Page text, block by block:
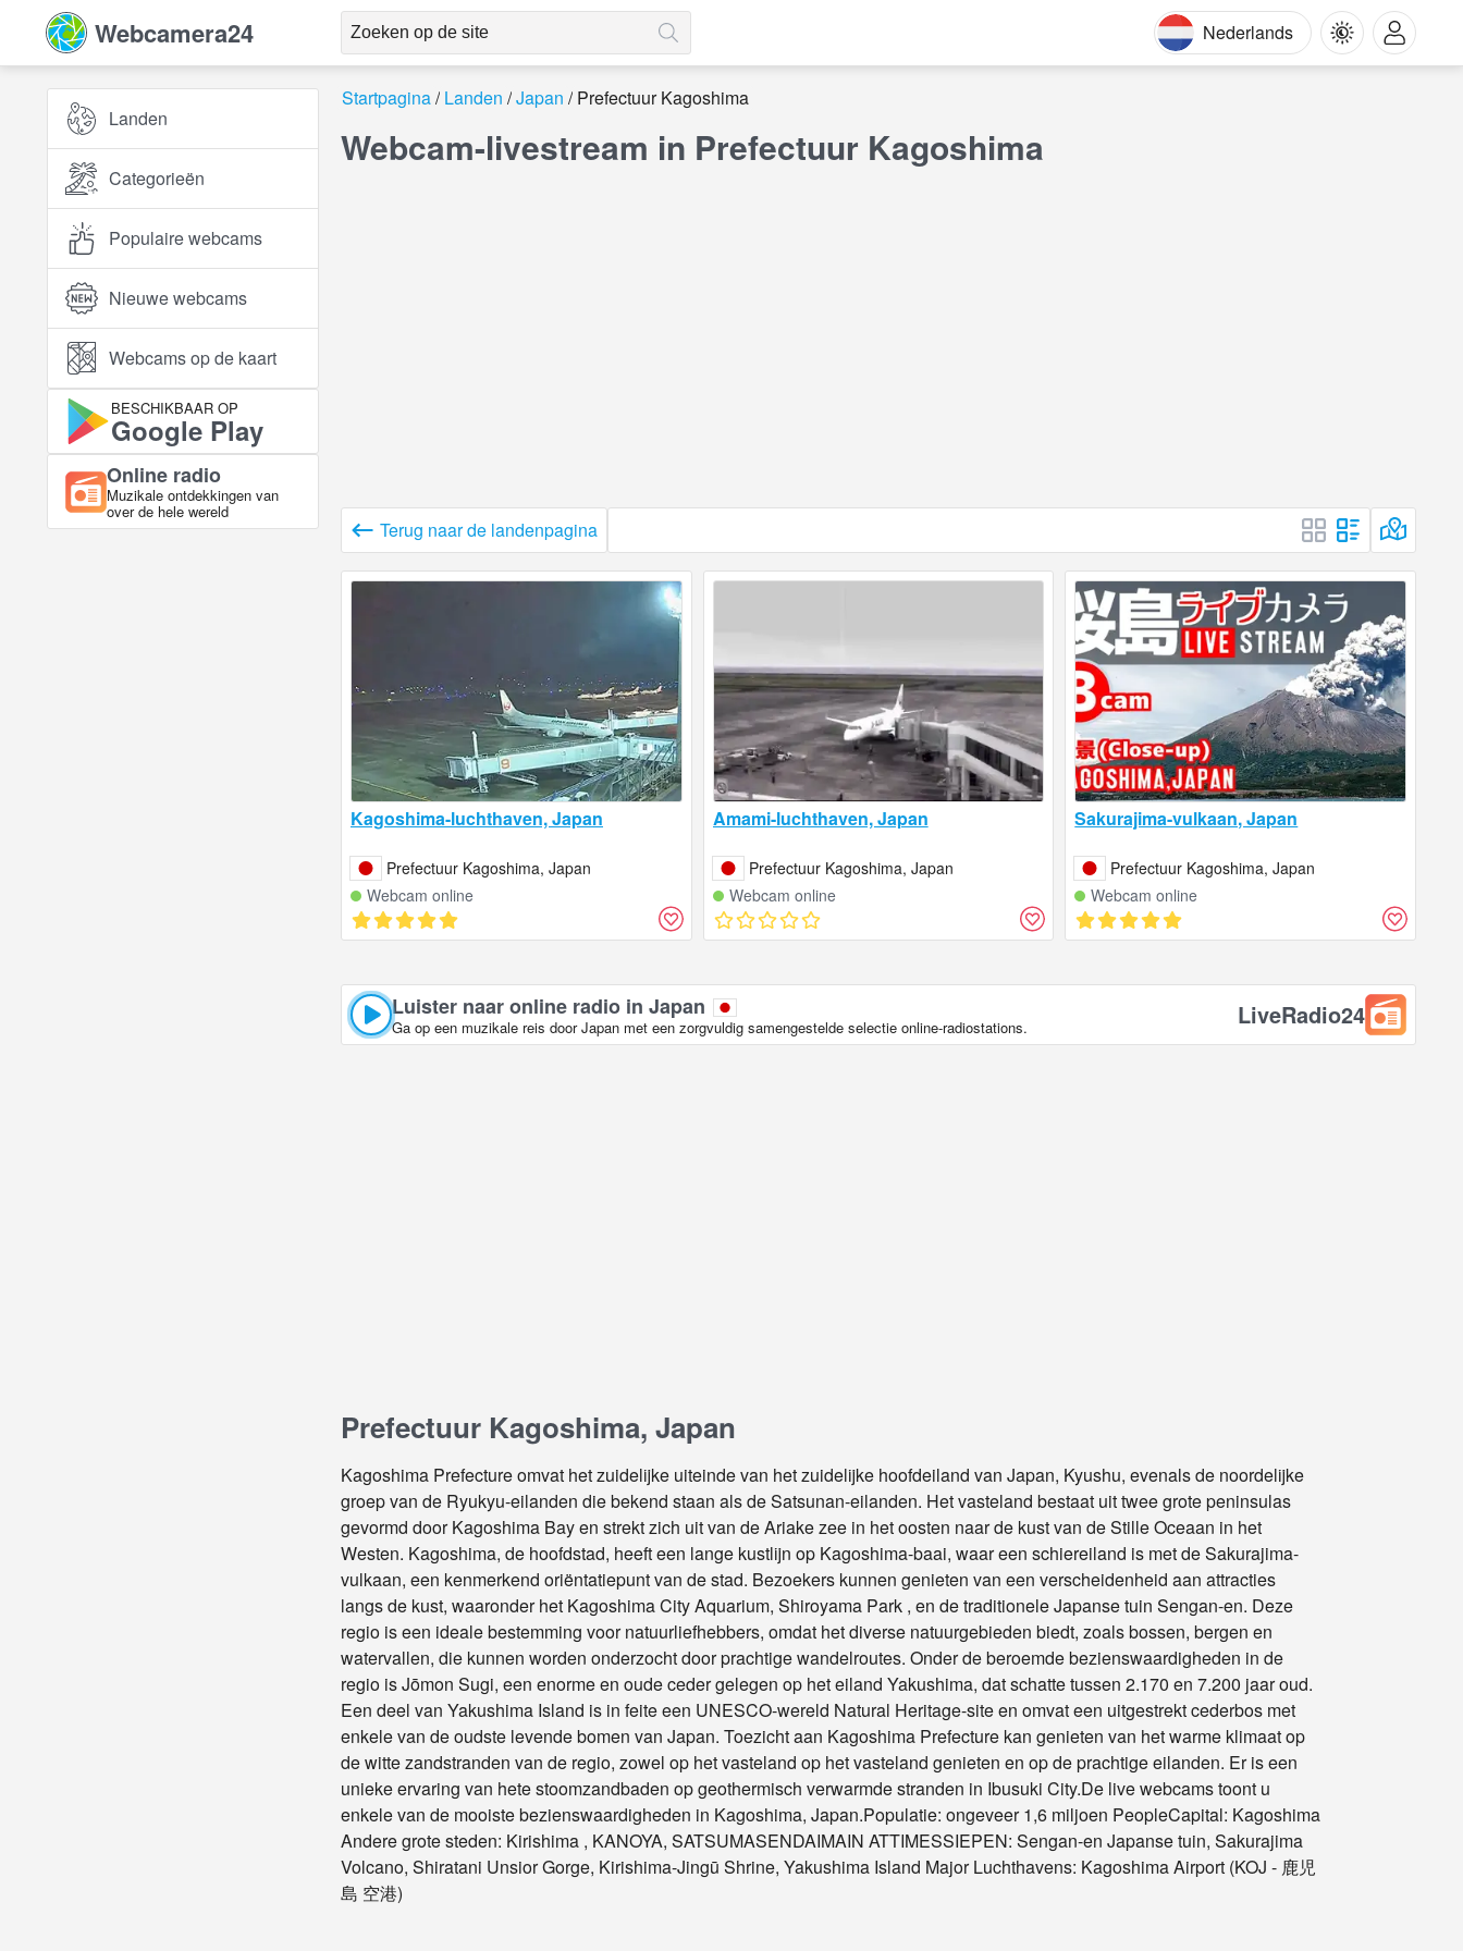
Webcamera24 Nederlands
Landen
Categorieën
Populaire webcams
Nieuwe webcams
Webcams op de kaart
BESCHIKBAAR OP
Google Play
Online radio
Muzikale ontdekkingen van
over de hele wereld
Startpagina Landen Japan Prefectuur Kagoshima
Webcam-livestream in Prefectuur Kagoshima
Terug naar de landenpagina
Kagoshima-luchthaven, Japan
Prefectuur Kagoshima, Japan
Webcam online
Amami-luchthaven, Japan
Prefectuur Kagoshima, Japan
Webcam online
Sakurajima-vulkaan, Japan
Prefectuur Kagoshima, Japan
Webcam online
Luister naar online radio in Japan
Ga op een muzikale reis door Japan met een zorgvuldig samengestelde selectie online-radiostations. LiveRadio24
Prefectuur Kagoshima, Japan
Kagoshima Prefecture omvat het zuidelijke uiteinde van het zuidelijke hoofdeiland van Japan, Kyushu, evenals de noordelijke
groep van de Ryukyu-eilanden die bekend staan ​​als de Satsunan-eilanden. Het vasteland bestaat uit twee grote peninsulas
gevormd door Kagoshima Bay en strekt zich uit van de Ariake zee in het oosten naar de kust van de Stille Oceaan in het
Westen. Kagoshima, de hoofdstad, heeft een lange kustlijn op Kagoshima-baai, waar een schiereiland is met de Sakurajima-
vulkaan, een kenmerkend oriëntatiepunt van de stad. Bezoekers kunnen genieten van een verscheidenheid aan attracties
langs de kust, waaronder het Kagoshima City Aquarium, Shiroyama Park , en de traditionele Japanse tuin Sengan-en. Deze
regio is een ideale bestemming voor natuurliefhebbers, omdat het diverse natuurgebieden biedt, zoals bossen, bergen en
watervallen, die kunnen worden onderzocht door prachtige wandelroutes. Onder de beroemde bezienswaardigheden in de
regio is Jōmon Sugi, een enorme en oude ceder gelegen op het eiland Yakushima, dat schatte tussen 2.170 en 7.200 jaar oud.
Een deel van Yakushima Island is in feite een UNESCO-wereld Natural Heritage-site en omvat een uitgestrekt cederbos met
enkele van de oudste levende bomen van Japan. Toezicht aan Kagoshima Prefecture kan genieten van het warme klimaat op
de witte zandstranden van de regio, zowel op het vasteland op het vasteland genieten en op de prachtige eilanden. Er is een
unieke ervaring van hete stoomzandbaden op geothermisch verwarmde stranden in Ibusuki City.De live webcams toont u
enkele van de mooiste bezienswaardigheden in Kagoshima, Japan.Populatie: ongeveer 1,6 miljoen PeopleCapital: Kagoshima
Andere grote steden: Kirishima , KANOYA, SATSUMASENDAIMAIN ATTIMESSIEPEN: Sengan-en Japanse tuin, Sakurajima
Volcano, Shiratani Unsior Gorge, Kirishima-Jingū Shrine, Yakushima Island Major Luchthavens: Kagoshima Airport (KOJ - 鹿児
島 空港)